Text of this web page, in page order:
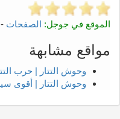
الموقع في جوجل: الصفحات -
مواقع مشابهة
وحوش التتار | حرب
وحوش التتار | أقوى